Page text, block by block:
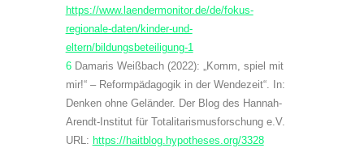
https://www.laendermonitor.de/de/fokus-
regionale-daten/kinder-und-
eltern/bildungsbeteiligung-1
6Damaris Weißbach (2022): „Komm, spiel mit
mir!“ – Reformpädagogik in der Wendezeit“. In:
Denken ohne Geländer. Der Blog des Hannah-
Arendt-Institut für Totalitarismusforschung e.V.
URL: https://haitblog.hypotheses.org/3328